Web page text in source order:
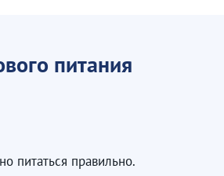
питания
питаться правильно.